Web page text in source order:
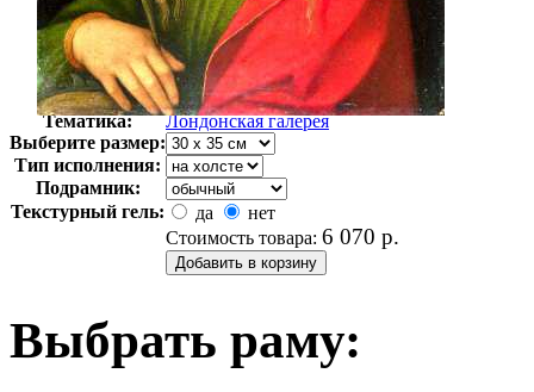
Автор:
Гарофало Бенвенуто
Арт-стиль
Английская живопись
Тематика:
Лондонская галерея
Выберите размер:
Тип исполнения:
Подрамник:
Текстурный гель:
да
нет
Стоимость товара: 6 070 р.
Выбрать раму: